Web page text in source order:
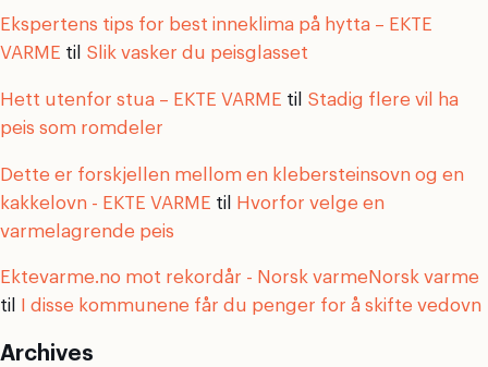
Ekspertens tips for best inneklima på hytta – EKTE
VARME til Slik vasker du peisglasset
Hett utenfor stua – EKTE VARME til Stadig flere vil ha
peis som romdeler
Dette er forskjellen mellom en klebersteinsovn og en
kakkelovn - EKTE VARME til
Hvorfor velge en
varmelagrende peis
Ektevarme.no mot rekordår - Norsk varmeNorsk varme
til
I disse kommunene får du penger for å skifte vedovn
Archives